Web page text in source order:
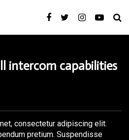
intercom capabilities
consectetur adipiscing elit.
pretium. Suspendisse